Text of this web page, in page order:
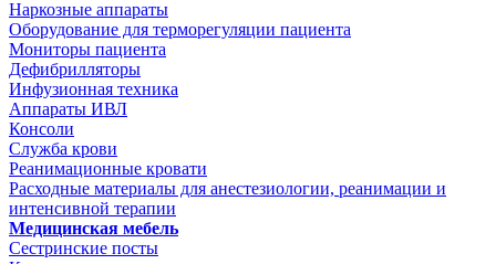
Наркозные аппараты
Оборудование для терморегуляции пациента
Мониторы пациента
Дефибрилляторы
Инфузионная техника
Аппараты ИВЛ
Консоли
Служба крови
Реанимационные кровати
Расходные материалы для анестезиологии, реанимации и
интенсивной терапии
Медицинская мебель
Сестринские посты